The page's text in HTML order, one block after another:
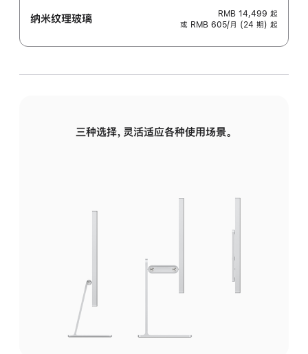
纳米纹理玻璃 RMB 14,499 起
或 RMB 605/月 (24 期) 起
三种选择，灵活适应各种使用场景。